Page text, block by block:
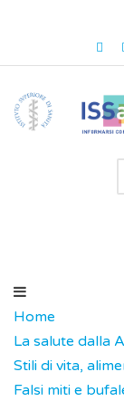
Home
La salute dalla
Stili di vita,
Falsi miti e